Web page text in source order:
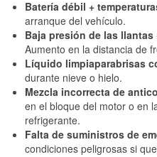
Batería débil +
arranque del vehículo.
Baja presión de las
Aumento en la distancia de
Líquido limpiaparabrisas
durante nieve o hielo.
Mezcla incorrecta de
en el bloque del motor o en
refrigerante.
Falta de suministros de
condiciones peligrosas si